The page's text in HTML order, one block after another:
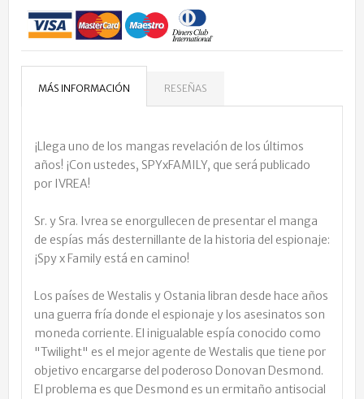
MÁS INFORMACIÓN RESEÑAS
¡Llega uno de los mangas revelación de los últimos
años! ¡Con ustedes, SPYxFAMILY, que será publicado
por IVREA!
Sr. y Sra. Ivrea se enorgullecen de presentar el manga
de espías más desternillante de la historia del espionaje:
¡Spy x Family está en camino!
Los países de Westalis y Ostania libran desde hace años
una guerra fría donde el espionaje y los asesinatos son
moneda corriente. El inigualable espía conocido como
"Twilight" es el mejor agente de Westalis que tiene por
objetivo encargarse del poderoso Donovan Desmond.
El problema es que Desmond es un ermitaño antisocial